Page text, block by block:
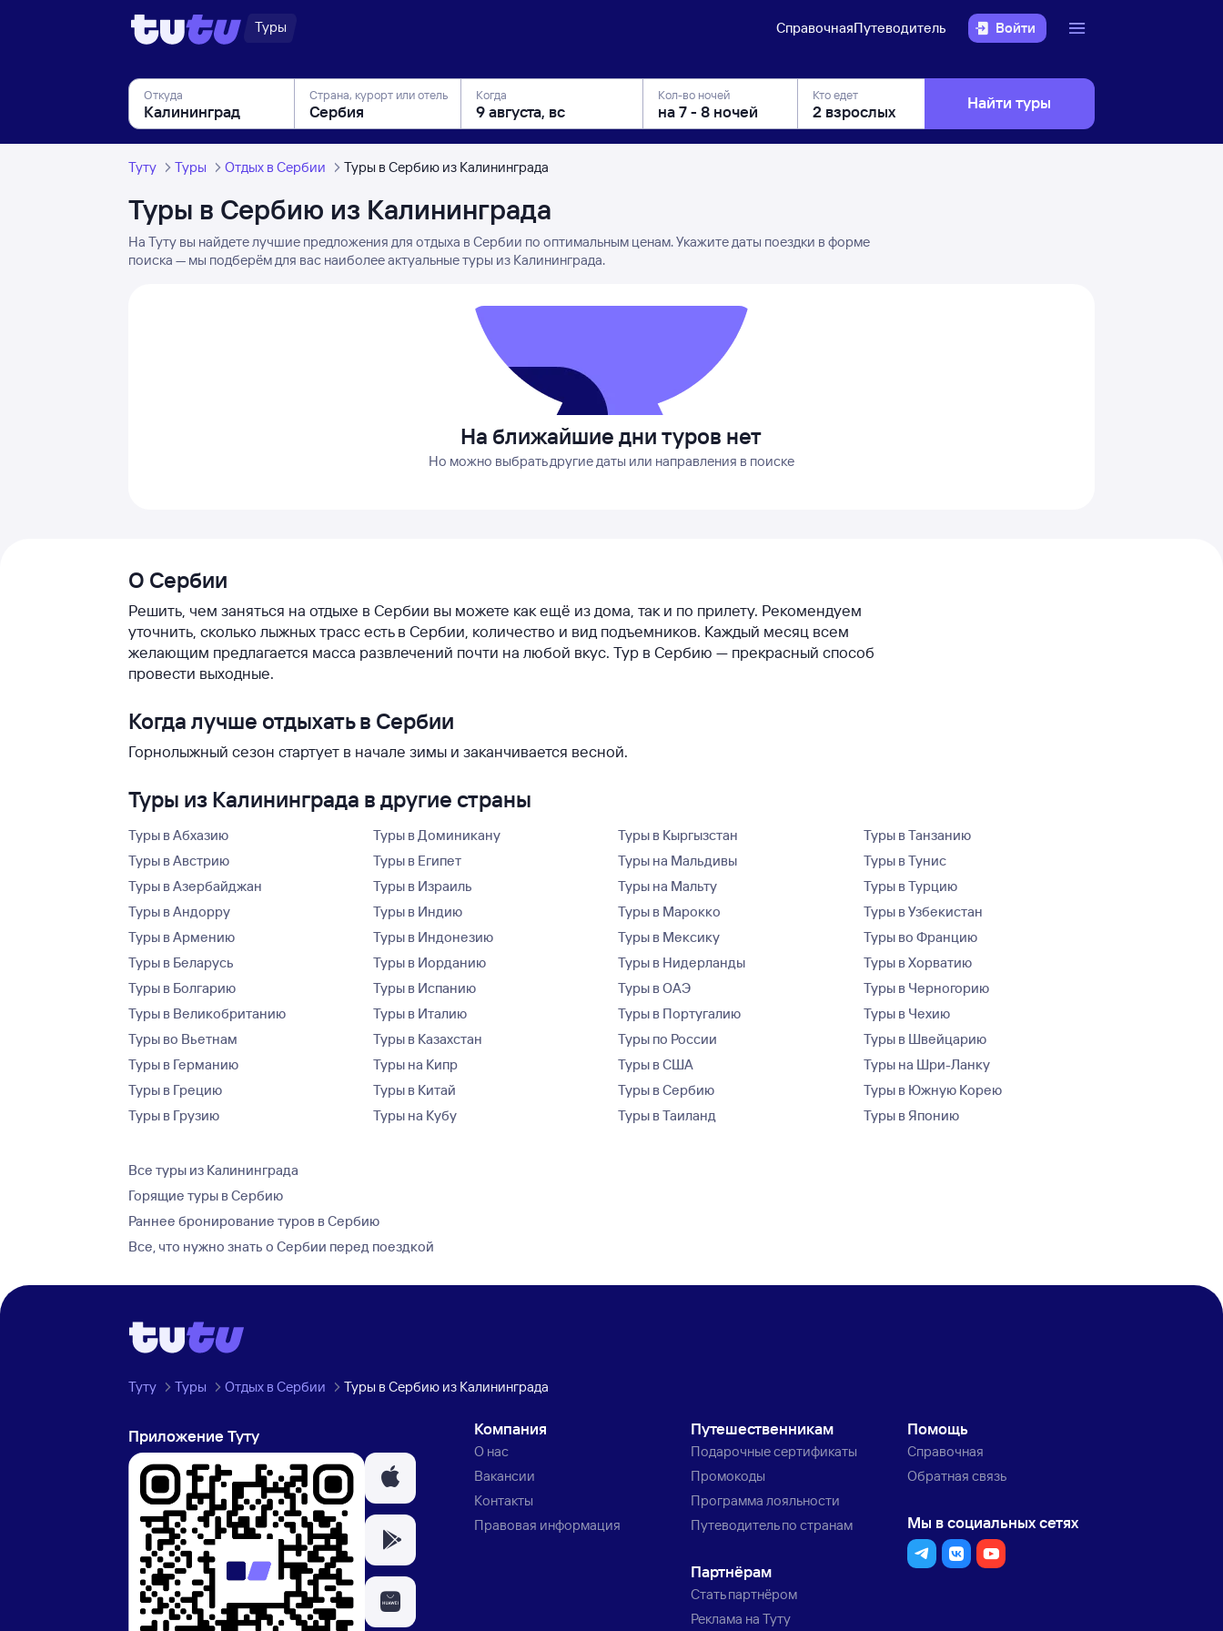
Туры СправочнаяПутеводитель Войти
Откуда Страна, курорт или отель Когда Кол-во ночей Кто едет Найти туры
Туту Туры Отдых в Сербии Туры в Сербию из Калининграда
Туры в Сербию из Калининграда
На Туту вы найдете лучшие предложения для отдыха в Сербии по оптимальным ценам. Укажите даты поездки в форме
поиска — мы подберём для вас наиболее актуальные туры из Калининграда.
На ближайшие дни туров нет
Но можно выбрать другие даты или направления в поиске
О Сербии
Решить, чем заняться на отдыхе в Сербии вы можете как ещё из дома, так и по прилету. Рекомендуем
уточнить, сколько лыжных трасс есть в Сербии, количество и вид подъемников. Каждый месяц всем
желающим предлагается масса развлечений почти на любой вкус. Тур в Сербию — прекрасный способ
провести выходные.
Когда лучше отдыхать в Сербии
Горнолыжный сезон стартует в начале зимы и заканчивается весной.
Туры из Калининграда в другие страны
Туры в Абхазию
Туры в Австрию
Туры в Азербайджан
Туры в Андорру
Туры в Армению
Туры в Беларусь
Туры в Болгарию
Туры в Великобританию
Туры во Вьетнам
Туры в Германию
Туры в Грецию
Туры в Грузию
Туры в Доминикану
Туры в Египет
Туры в Израиль
Туры в Индию
Туры в Индонезию
Туры в Иорданию
Туры в Испанию
Туры в Италию
Туры в Казахстан
Туры на Кипр
Туры в Китай
Туры на Кубу
Туры в Кыргызстан
Туры на Мальдивы
Туры на Мальту
Туры в Марокко
Туры в Мексику
Туры в Нидерланды
Туры в ОАЭ
Туры в Португалию
Туры по России
Туры в США
Туры в Сербию
Туры в Таиланд
Туры в Танзанию
Туры в Тунис
Туры в Турцию
Туры в Узбекистан
Туры во Францию
Туры в Хорватию
Туры в Черногорию
Туры в Чехию
Туры в Швейцарию
Туры на Шри-Ланку
Туры в Южную Корею
Туры в Японию
Все туры из Калининграда
Горящие туры в Сербию
Раннее бронирование туров в Сербию
Все, что нужно знать о Сербии перед поездкой
Туту Туры Отдых в Сербии Туры в Сербию из Калининграда
Приложение Туту Компания
О нас
Вакансии
Контакты
Правовая информация
Путешественникам
Подарочные сертификаты
Промокоды
Программа лояльности
Путеводитель по странам
Партнёрам
Стать партнёром
Реклама на Туту
Помощь
Справочная
Обратная связь
Мы в социальных сетях